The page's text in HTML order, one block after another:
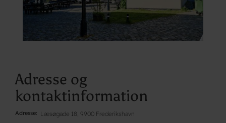
Adresse og
kontaktinformation
Adresse Læsøgade 18, 9900 Frederikshavn